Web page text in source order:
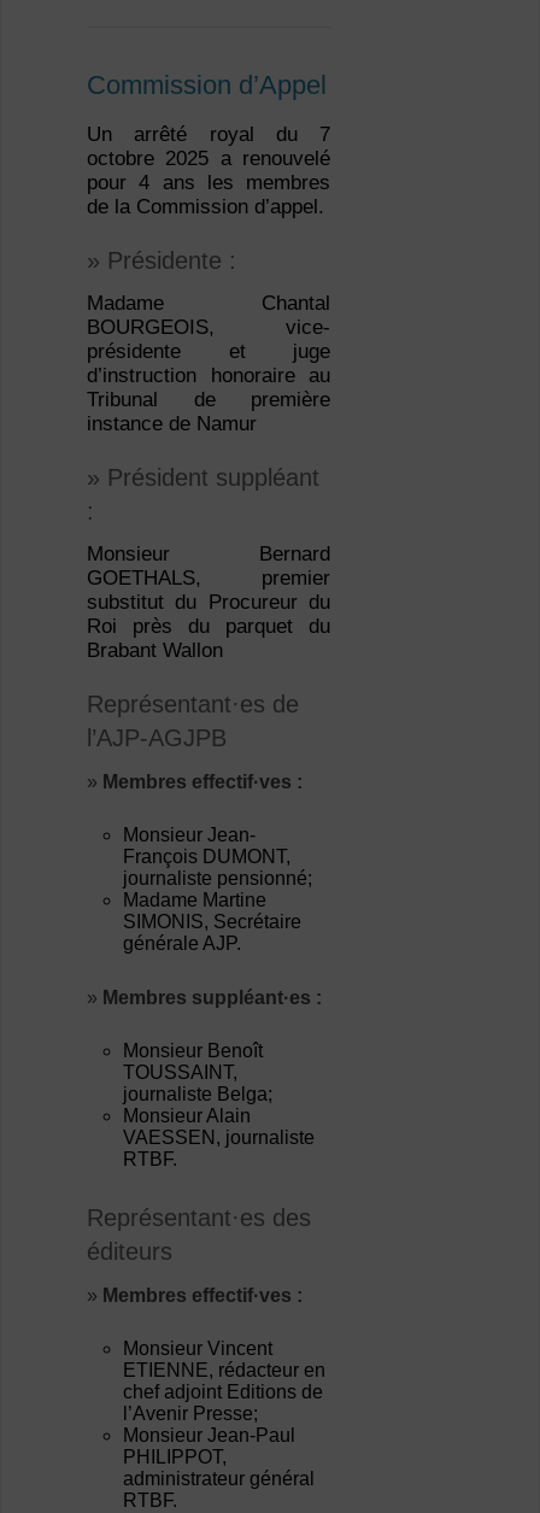
Commission d’Appel
Un arrêté royal du 7
octobre 2025 a renouvelé
pour 4 ans les membres
de la Commission d’appel.
» Présidente :
Madame Chantal
BOURGEOIS, vice-
présidente et juge
d’instruction honoraire au
Tribunal de première
instance de Namur
» Président suppléant
:
Monsieur Bernard
GOETHALS, premier
substitut du Procureur du
Roi près du parquet du
Brabant Wallon
Représentant·es de
l’AJP-AGJPB
» Membres effectif·ves :
Monsieur Jean-
François DUMONT,
journaliste pensionné;
Madame Martine
SIMONIS, Secrétaire
générale AJP.
» Membres suppléant·es :
Monsieur Benoît
TOUSSAINT,
journaliste Belga;
Monsieur Alain
VAESSEN, journaliste
RTBF.
Représentant·es des
éditeurs
» Membres effectif·ves :
Monsieur Vincent
ETIENNE, rédacteur en
chef adjoint Editions de
l’Avenir Presse;
Monsieur Jean-Paul
PHILIPPOT,
administrateur général
RTBF.